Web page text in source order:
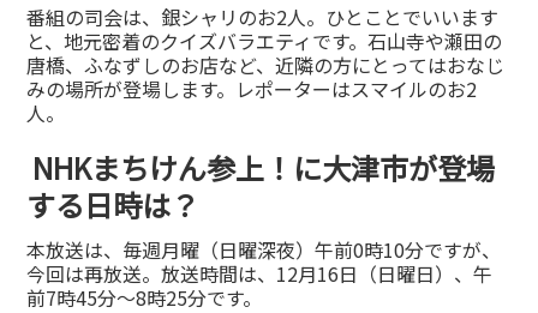
番組の司会は、銀シャリのお2人。ひとことでいいます
と、地元密着のクイズバラエティです。石山寺や瀬田の
唐橋、ふなずしのお店など、近隣の方にとってはおなじ
みの場所が登場します。レポーターはスマイルのお2
人。
NHKまちけん参上！に大津市が登場
する日時は？
本放送は、毎週月曜（日曜深夜）午前0時10分ですが、
今回は再放送。放送時間は、12月16日（日曜日）、午
前7時45分〜8時25分です。